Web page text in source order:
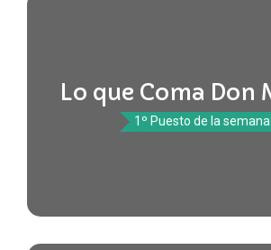
Lo que Coma Don
1º Puesto de la semana